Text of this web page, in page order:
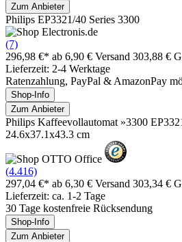
Zum Anbieter
Philips EP3321/40 Series 3300
(7)
296,98 €* ab 6,90 € Versand 303,88 €
Lieferzeit: 2-4 Werktage
Ratenzahlung, PayPal & AmazonPay
Shop-Info
Zum Anbieter
Philips Kaffeevollautomat »3300
24.6x37.1x43.3 cm
(4.416)
297,04 €* ab 6,30 € Versand 303,34 €
Lieferzeit: ca. 1-2 Tage
30 Tage kostenfreie Rücksendung
Shop-Info
Zum Anbieter